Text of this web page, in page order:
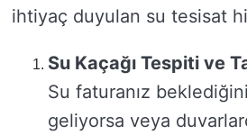
ihtiyaç duyulan su tesisat
Su Kaçağı Tespiti ve
Su faturanız
geliyorsa veya